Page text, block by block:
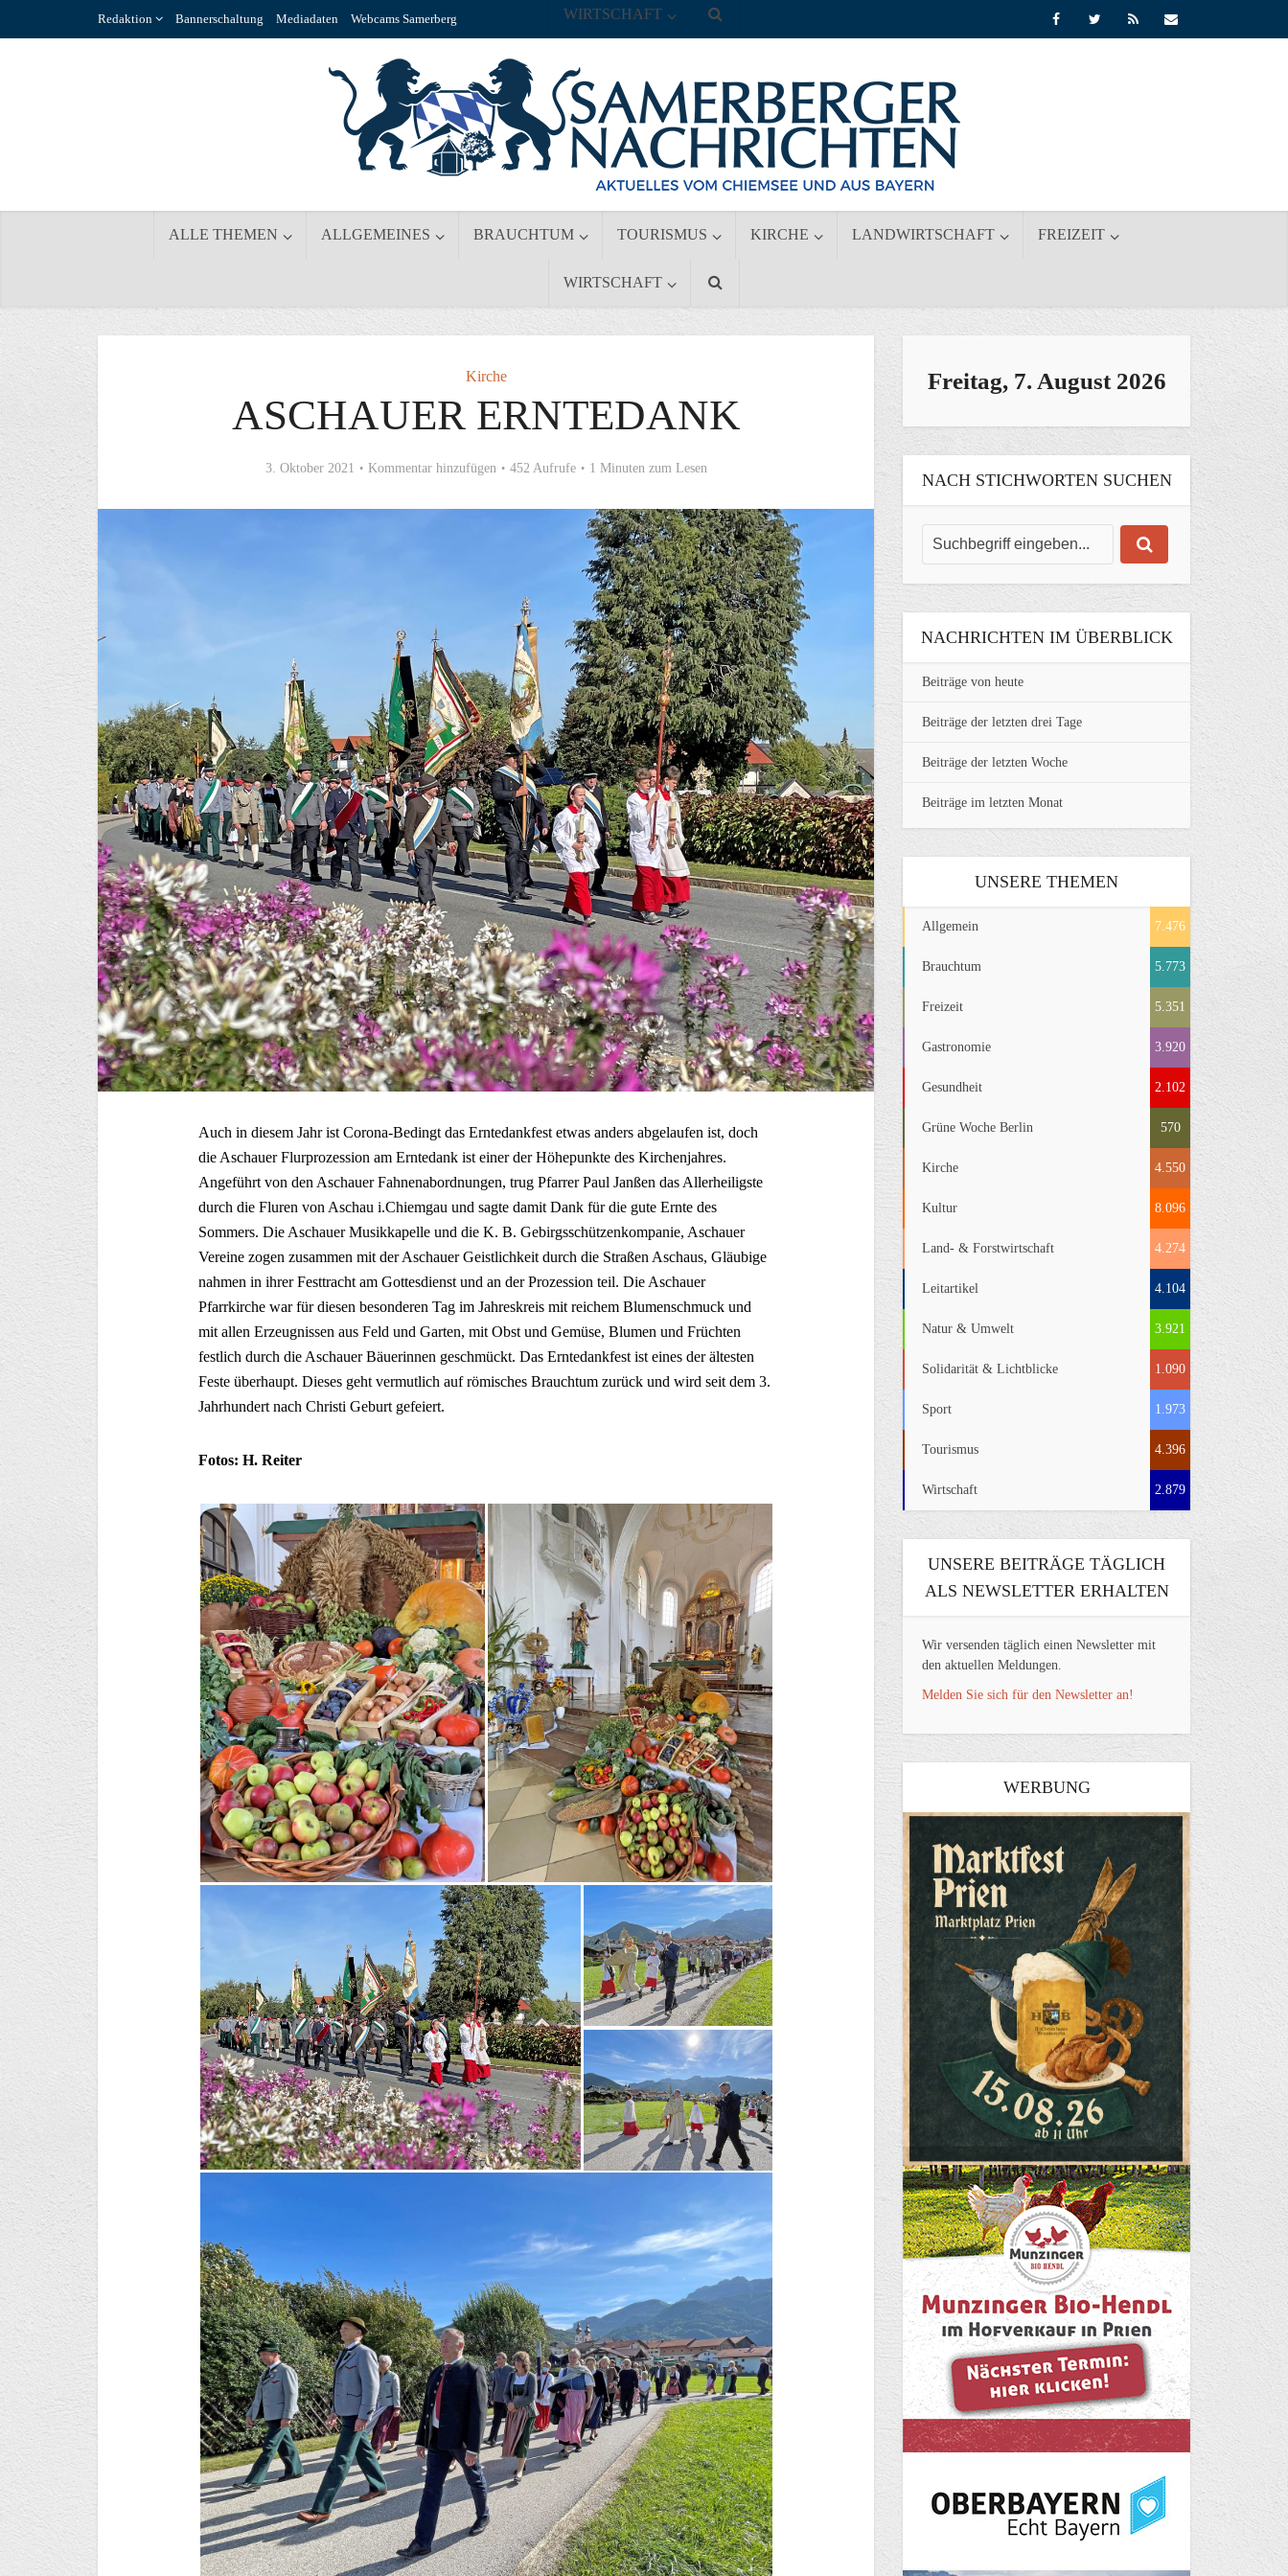
Redaktion Bannerschaltung Mediadaten Webcams Samerberg
ALLE THEMEN ALLGEMEINES BRAUCHTUM TOURISMUS KIRCHE LANDWIRTSCHAFT FREIZEIT
WIRTSCHAFT
WIRTSCHAFT
Kirche
ASCHAUER ERNTEDANK
3. Oktober 2021 Kommentar hinzufügen 452 Aufrufe 1 Minuten zum Lesen
Auch in diesem Jahr ist Corona-Bedingt das Erntedankfest etwas anders abgelaufen ist, doch
die Aschauer Flurprozession am Erntedank ist einer der Höhepunkte des Kirchenjahres.
Angeführt von den Aschauer Fahnenabordnungen, trug Pfarrer Paul Janßen das Allerheiligste
durch die Fluren von Aschau i.Chiemgau und sagte damit Dank für die gute Ernte des
Sommers. Die Aschauer Musikkapelle und die K. B. Gebirgsschützenkompanie, Aschauer
Vereine zogen zusammen mit der Aschauer Geistlichkeit durch die Straßen Aschaus, Gläubige
nahmen in ihrer Festtracht am Gottesdienst und an der Prozession teil. Die Aschauer
Pfarrkirche war für diesen besonderen Tag im Jahreskreis mit reichem Blumenschmuck und
mit allen Erzeugnissen aus Feld und Garten, mit Obst und Gemüse, Blumen und Früchten
festlich durch die Aschauer Bäuerinnen geschmückt. Das Erntedankfest ist eines der ältesten
Feste überhaupt. Dieses geht vermutlich auf römisches Brauchtum zurück und wird seit dem 3.
Jahrhundert nach Christi Geburt gefeiert.
Fotos: H. Reiter
Freitag, 7. August 2026
NACH STICHWORTEN SUCHEN
NACHRICHTEN IM ÜBERBLICK
Beiträge von heute
Beiträge der letzten drei Tage
Beiträge der letzten Woche
Beiträge im letzten Monat
UNSERE THEMEN
Allgemein 7.476
Brauchtum 5.773
Freizeit 5.351
Gastronomie 3.920
Gesundheit 2.102
Grüne Woche Berlin 570
Kirche 4.550
Kultur 8.096
Land- & Forstwirtschaft 4.274
Leitartikel 4.104
Natur & Umwelt 3.921
Solidarität & Lichtblicke 1.090
Sport 1.973
Tourismus 4.396
Wirtschaft 2.879
UNSERE BEITRÄGE TÄGLICH
ALS NEWSLETTER ERHALTEN
Wir versenden täglich einen Newsletter mit
den aktuellen Meldungen.
Melden Sie sich für den Newsletter an!
WERBUNG